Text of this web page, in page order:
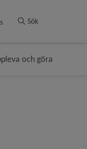
Sök
och göra